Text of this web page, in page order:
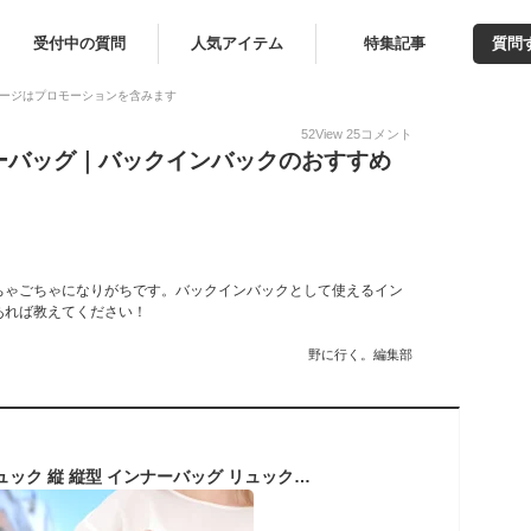
受付中の質問 人気アイテム 特集記事 質問
ジはプロモーションを含みます
52View 25コメント
ッグ｜バックインバックのおすすめ
ごちゃになりがちです。バックインバックとして使えるイン
ば教えてください！
野に行く。編集部
バッグインバッグ リュック 縦 縦型 インナーバッグ リュックイン オーガナイザー 底板付き ナイロン タテ型 レディース メンズ 自立 軽量 送料無料